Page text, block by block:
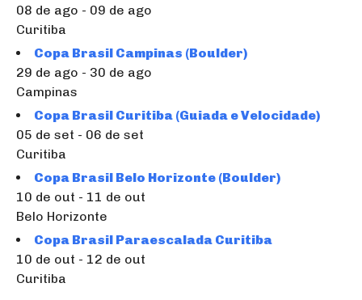
08 de ago - 09 de ago
Curitiba
Copa Brasil Campinas (Boulder)
29 de ago - 30 de ago
Campinas
Copa Brasil Curitiba (Guiada e Velocidade)
05 de set - 06 de set
Curitiba
Copa Brasil Belo Horizonte (Boulder)
10 de out - 11 de out
Belo Horizonte
Copa Brasil Paraescalada Curitiba
10 de out - 12 de out
Curitiba